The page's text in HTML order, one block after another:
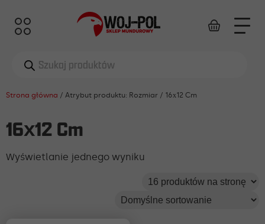
produktów
Strona główna / Atrybut produktu: Rozmiar / 16х12 Cm
16х12 Cm
Wyświetlanie jednego wyniku